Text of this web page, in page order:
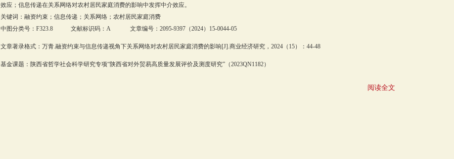
效应；信息传递在关系网络对农村居民家庭消费的影响中发挥中介效应。
关键词：融资约束；信息传递；关系网络；农村居民家庭消费
中图分类号：F323.8 文献标识码：A 文章编号：2095-9397（2024）15-0044-05
文章著录格式：万青.融资约束与信息传递视角下关系网络对农村居民家庭消费的影响[J].商业经济研究，2024（15）：44-48
基金课题：陕西省哲学社会科学研究专项“陕西省对外贸易高质量发展评价及测度研究”（2023QN1182）
阅读全文